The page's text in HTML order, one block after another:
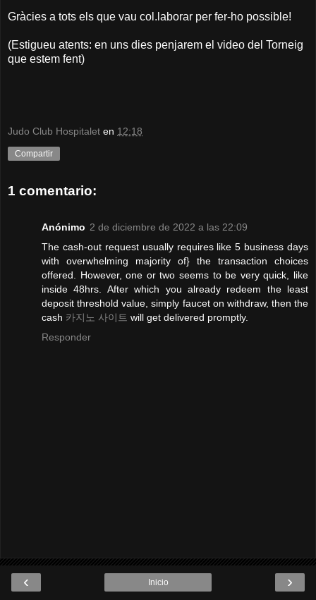
Gràcies a tots els que vau col.laborar per fer-ho possible!
(Estigueu atents: en uns dies penjarem el video del Torneig
que estem fent)
Judo Club Hospitalet en 12:18
Compartir
1 comentario:
Anónimo 2 de diciembre de 2022 a las 22:09
The cash-out request usually requires like 5 business days
with overwhelming majority of} the transaction choices
offered. However, one or two seems to be very quick, like
inside 48hrs. After which you already redeem the least
deposit threshold value, simply faucet on withdraw, then the
cash 카지노 사이트 will get delivered promptly.
Responder
‹ ›
Inicio